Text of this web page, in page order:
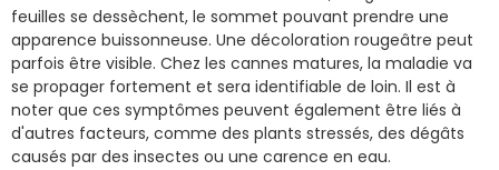
feuilles se dessèchent, le sommet pouvant prendre une
apparence buissonneuse. Une décoloration rougeâtre peut
parfois être visible. Chez les cannes matures, la maladie va
se propager fortement et sera identifiable de loin. Il est à
noter que ces symptômes peuvent également être liés à
d'autres facteurs, comme des plants stressés, des dégâts
causés par des insectes ou une carence en eau.